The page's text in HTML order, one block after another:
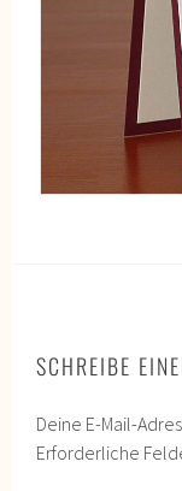
SCHREIBE
Deine E-Mail-
Erforderliche